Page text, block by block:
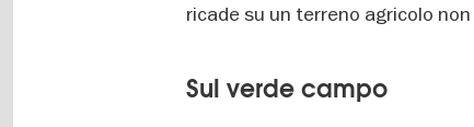
ricade su un terreno agricolo
Sul verde campo